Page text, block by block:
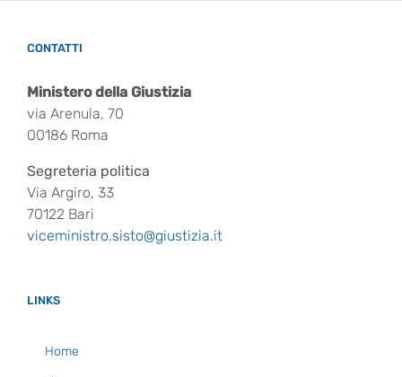
CONTATTI
Ministero della Giustizia
via Arenula, 70
00186 Roma
Segreteria politica
Via Argiro, 33
70122 Bari
viceministro.sisto@giustizia.it
LINKS
Home